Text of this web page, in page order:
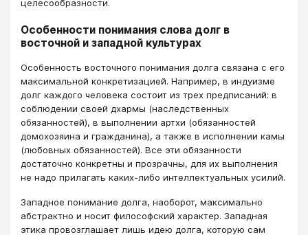
целесообразности.
Особенности понимания слова долг в
восточной и западной культурах
Особенность восточного понимания долга связана с его
максимальной конкретизацией. Например, в индуизме
долг каждого человека состоит из трех предписаний: в
соблюдении своей дхармы (наследственных
обязанностей), в выполнении артхи (обязанностей
домохозяина и гражданина), а также в исполнении камы
(любовных обязанностей). Все эти обязанности
достаточно конкретны и прозрачны, для их выполнения
не надо прилагать каких-либо интеллектуальных усилий.
Западное понимание долга, наоборот, максимально
абстрактно и носит философский характер. Западная
этика провозглашает лишь идею долга, которую сам